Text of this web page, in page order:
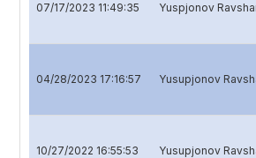
07/17/2023 11:49:35 Yuspjonov
04/28/2023 17:16:57 Yusupjonov
10/27/2022 16:55:53 Yusupjonov